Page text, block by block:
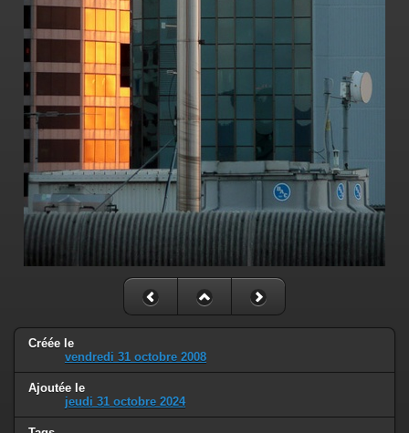
Créée le
vendredi 31 octobre 2008
Ajoutée le
jeudi 31 octobre 2024